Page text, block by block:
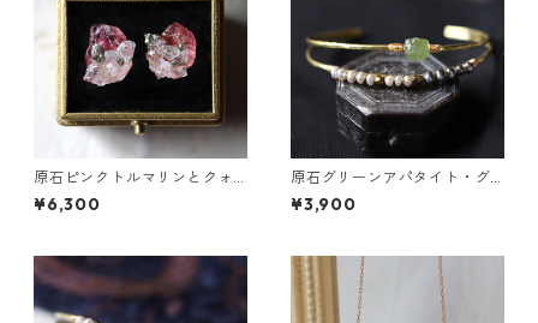
原石ピンクトルマリンとクォ
ーツのプチピアス
¥6,300
原石グリーンアパタイト・グ
レーパールの2連バングル
¥3,900